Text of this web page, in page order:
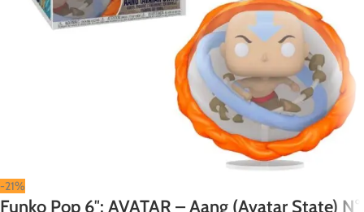
-21%
Funko Pop 6″: AVATAR – Aang (Avatar State) N°